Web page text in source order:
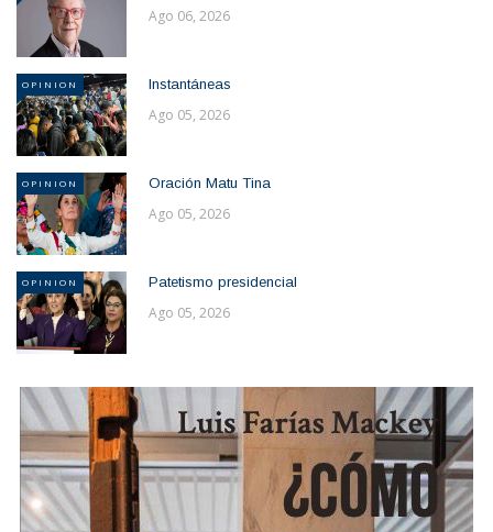
Ago 06, 2026
OPINION Instantáneas
Ago 05, 2026
OPINION Oración Matu Tina
Ago 05, 2026
OPINION Patetismo presidencial
Ago 05, 2026